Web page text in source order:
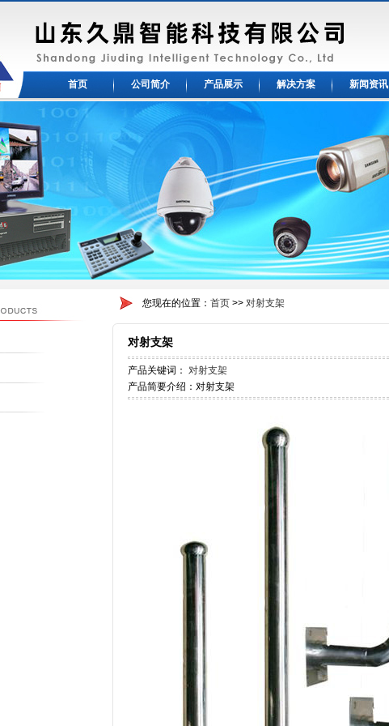
首页 公司简介 产品展示 解决方案 新闻资讯
您现在的位置： 首页>> 对射支架
对射支架
产品关键词： 对射支架
产品简要介绍：对射支架